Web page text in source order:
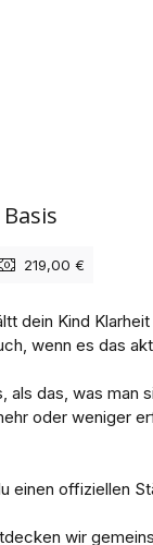
219,00 €
dein Kind
wenn es das
als das, was man
oder weniger
einen offiziellen
wir